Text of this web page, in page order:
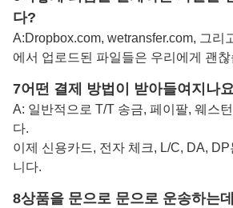
다?
A:Dropbox.com, wetransfer.com, 그리
에서 업로드된 파일들은 우리에게 괜찮
7어떤 결제 방법이 받아들여지나
A: 일반적으로 T/T 송금, 페이팔, 웨스
다.
이제 신용카드, 전자 체크, L/C, DA,
니다.
8상품을 문으로 문으로 운송하는